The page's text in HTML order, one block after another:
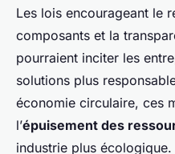
Les lois encourageant le
composants et la
pourraient inciter les
solutions plus
économie circulaire, ces
l’épuisement des
industrie plus